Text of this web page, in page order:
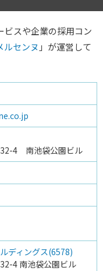
ビスや企業の採用コン
ルセンヌ 」が運営して
4 南池袋公園ビル
ディングス(6578)
4 南池袋公園ビル